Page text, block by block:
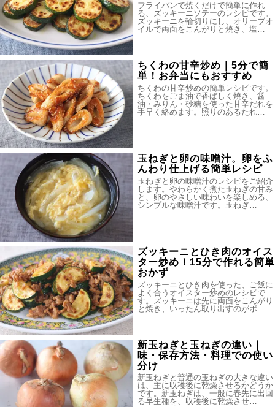
フライパンで焼くだけで簡単に作れ
る、ズッキーニソテーのレシピです。
ズッキーニを輪切りにし、オリーブオ
イルで両面をこんがりと焼き、塩…
ちくわの甘辛炒め｜5分で簡
単！お弁当にもおすすめ
ちくわの甘辛炒めの簡単レシピです。
ちくわをごま油で香ばしく焼き、醤
油・みりん・砂糖を使った甘辛だれを
手早く絡めます。照りのあるたれ…
玉ねぎと卵の味噌汁。卵をふ
んわり仕上げる簡単レシピ
玉ねぎと卵の味噌汁のレシピをご紹介
します。やわらかく煮た玉ねぎの甘み
と、卵のやさしい味わいを楽しめる、
シンプルな味噌汁です。玉ねぎ…
ズッキーニとひき肉のオイス
ター炒め！15分で作れる簡単
おかず
ズッキーニとひき肉を使った、ご飯に
よく合うオイスター炒めのレシピで
す。ズッキーニは先に両面をこんがり
と焼き、いったん取り出すのがポ…
新玉ねぎと玉ねぎの違い｜
味・保存方法・料理での使い
分け
新玉ねぎと普通の玉ねぎの大きな違い
は、主に収穫後に乾燥させるかどうか
です。新玉ねぎは、一般に春先に出回
る早生種を、収穫後に乾燥させ…